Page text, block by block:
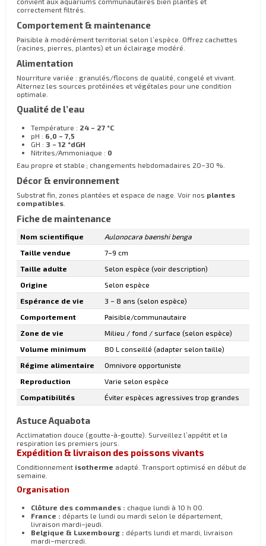
correctement filtrés.
Comportement & maintenance
Paisible à modérément territorial selon l’espèce. Offrez cachettes
(racines, pierres, plantes) et un éclairage modéré.
Alimentation
Nourriture variée : granulés/flocons de qualité, congelé et vivant.
Alternez les sources protéinées et végétales pour une condition
optimale.
Qualité de l’eau
Température : 24 – 27 °C
pH : 6,0 – 7,5
GH : 3 – 12 °dGH
Nitrites/Ammoniaque : 0
Eau propre et stable ; changements hebdomadaires 20–30 %.
Décor & environnement
Substrat fin, zones plantées et espace de nage. Voir nos plantes
compatibles
Fiche de maintenance
Nom scientifique
Aulonocara baenshi benga
Taille vendue
7–9 cm
Taille adulte
Selon espèce (voir description)
Origine
Selon espèce
Espérance de vie
3 – 8 ans (selon espèce)
Comportement
Paisible/communautaire
Zone de vie
Milieu / fond / surface (selon espèce)
Volume minimum
80 L conseillé (adapter selon taille)
Régime alimentaire
Omnivore opportuniste
Reproduction
Varie selon espèce
Compatibilités
Éviter espèces agressives trop grandes
Astuce Aquabota
Acclimatation douce (goutte-à-goutte). Surveillez l’appétit et la
respiration les premiers jours.
Expédition & livraison des poissons vivants
Conditionnement isotherme adapté. Transport optimisé en début de
semaine.
Organisation
Clôture des commandes : chaque lundi à 10 h 00.
France : départs le lundi ou mardi selon le département,
livraison mardi–jeudi.
Belgique & Luxembourg : départs lundi et mardi, livraison
mardi–mercredi.